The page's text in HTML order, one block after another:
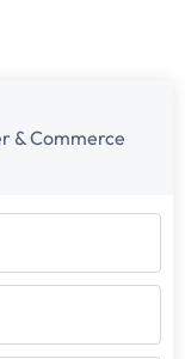
& Commerce